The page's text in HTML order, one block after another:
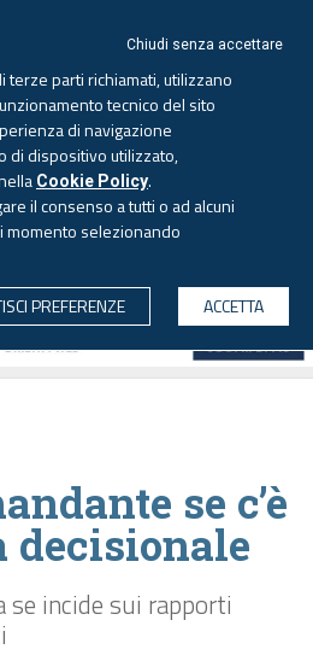
2026 - Aggiornato alle 6.00
se c’è
decisionale
se incide sui rapporti
Chiudi senza accettare
terze parti richiamati, utilizzano
tecnico del sito
di navigazione
di dispositivo utilizzato,
Cookie Policy.
il consenso a tutti o ad alcuni
momento selezionando
PREFERENZE
ACCETTA